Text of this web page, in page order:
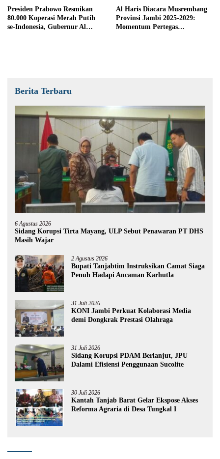
Presiden Prabowo Resmikan
80.000 Koperasi Merah Putih
se-Indonesia, Gubernur Al
Al Haris Diacara Musrembang
Provinsi Jambi 2025-2029:
Momentum Pertegas
Berita Terbaru
6 Agustus 2026
Sidang Korupsi Tirta Mayang, ULP Sebut Penawaran PT DHS
Masih Wajar
2 Agustus 2026
Bupati Tanjabtim Instruksikan Camat Siaga
Penuh Hadapi Ancaman Karhutla
31 Juli 2026
KONI Jambi Perkuat Kolaborasi Media
demi Dongkrak Prestasi Olahraga
31 Juli 2026
Sidang Korupsi PDAM Berlanjut, JPU
Dalami Efisiensi Penggunaan Sucolite
30 Juli 2026
Kantah Tanjab Barat Gelar Ekspose Akses
Reforma Agraria di Desa Tungkal I